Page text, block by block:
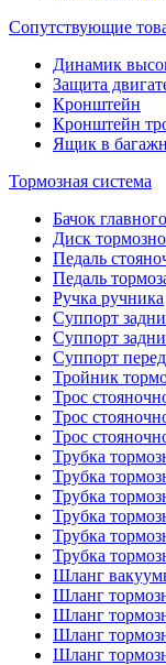
Сопутствующие
Динамик
Защита
Кронштейн
Кронштейн
Ящик в
Тормозная система
Бачок
Диск
Педаль
Педаль
Ручка ручника
Суппорт
Суппорт
Суппорт
Тройник
Трос
Трос
Трос
Трубка
Трубка
Трубка
Трубка
Трубка
Трубка
Шланг
Шланг
Шланг
Шланг
Шланг